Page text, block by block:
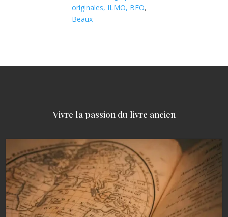
originales, ILMO, BEO,
Beaux
Vivre la passion du livre ancien